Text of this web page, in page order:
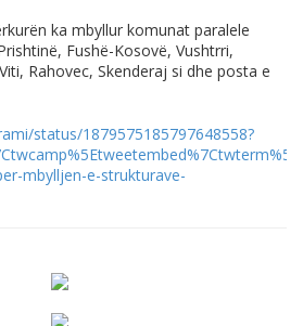
ka mbyllur komunat paralele
Fushë-Kosovë, Vushtrri,
Rahovec, Skenderaj si dhe posta e
status/1879575185797648558?
mbylljen-e-strukturave-